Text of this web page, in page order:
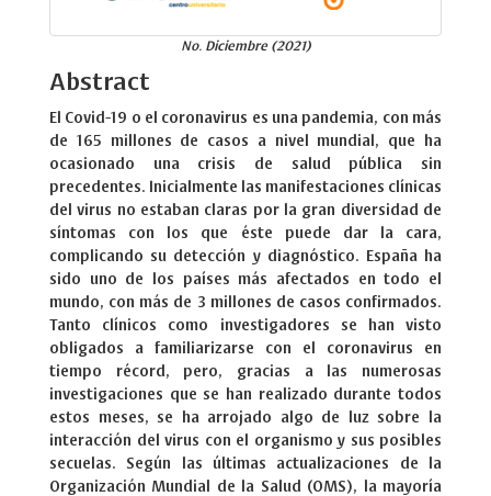
No. Diciembre (2021)
Abstract
El Covid-19 o el coronavirus es una pandemia, con más
de 165 millones de casos a nivel mundial, que ha
ocasionado una crisis de salud pública sin
precedentes. Inicialmente las manifestaciones clínicas
del virus no estaban claras por la gran diversidad de
síntomas con los que éste puede dar la cara,
complicando su detección y diagnóstico. España ha
sido uno de los países más afectados en todo el
mundo, con más de 3 millones de casos confirmados.
Tanto clínicos como investigadores se han visto
obligados a familiarizarse con el coronavirus en
tiempo récord, pero, gracias a las numerosas
investigaciones que se han realizado durante todos
estos meses, se ha arrojado algo de luz sobre la
interacción del virus con el organismo y sus posibles
secuelas. Según las últimas actualizaciones de la
Organización Mundial de la Salud (OMS), la mayoría